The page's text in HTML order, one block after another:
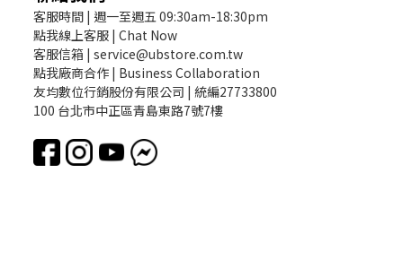
客服時間 | 週一至週五 09:30am-18:30pm
點我線上客服 | Chat Now
客服信箱 | service@ubstore.com.tw
點我廠商合作 | Business Collaboration
友均數位行銷股份有限公司 | 統編27733800
100 台北市中正區青島東路7號7樓